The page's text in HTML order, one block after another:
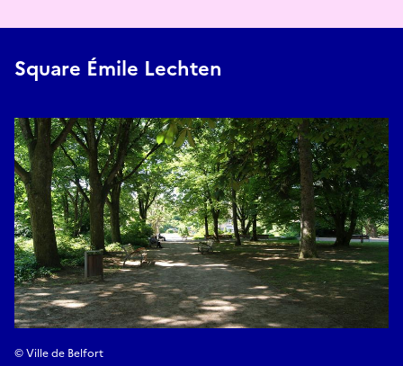
Square Émile Lechten
© Ville de Belfort